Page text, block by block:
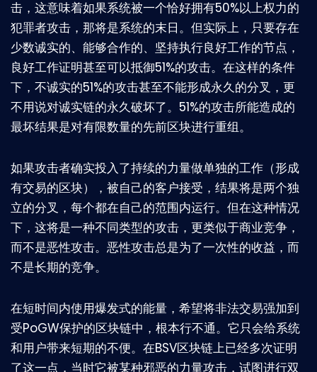
击，这意味着如果系统被一个恰好拥有50%以上权力的
犯罪者攻击，那将是系统的末日。但实际上，只要存在
少数诚实的、能够合作的、坚持执行良好工作的节点，
良好工作证明甚至可以抵御51%的攻击。在这样的条件
下，不诚实的51%的攻击甚至不能形成永久的分叉，更
不用说对诚实链的永久破坏了。51%的攻击所能造成的
最坏结果是对有限数量的先前区块进行重组。
如果攻击者确实投入了持续的力量做单独的工作（形成
有交易的区块），被自己的客户接受，结果将是两个独
立的分叉，每个都在自己的范围内运行。但在这种情况
下，这将是一种不同类型的攻击，更类似于商业竞争，
而不是恶性攻击。恶性攻击总是为了一次性的收益，而
不是长期的竞争。
在短时间内使用爆发式的能量，希望将非法交易强加到
受PoGW保护的区块链中，根本行不通。它只会给系统
和用户带来短期的不便。在BSV区块链上已经多次证明
了这一点，当时它被某种邪恶的力量攻击，试图进行双